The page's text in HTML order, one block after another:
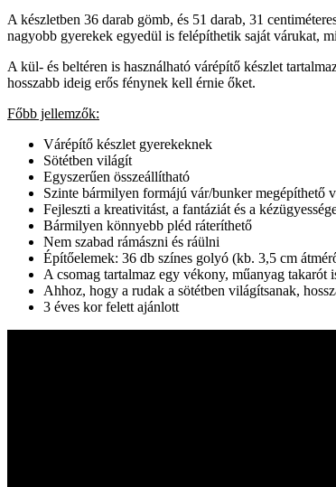
A készletben 36 darab gömb, és 51 darab, 31
nagyobb gyerekek egyedül is felépíthetik saját várukat,
A kül- és beltéren is használható várépítő készlet
hosszabb ideig erős fénynek kell érnie őket.
Főbb jellemzők:
Várépítő készlet gyerekeknek
Sötétben világít
Egyszerűen összeállítható
Szinte bármilyen formájú vár/bunker megépíthető
Fejleszti a kreativitást, a fantáziát és a
Bármilyen könnyebb pléd ráteríthető
Nem szabad rámászni és ráülni
Építőelemek: 36 db színes golyó (kb. 3,5 cm
A csomag tartalmaz egy vékony, műanyag takarót
Ahhoz, hogy a rudak a sötétben világítsanak,
3 éves kor felett ajánlott